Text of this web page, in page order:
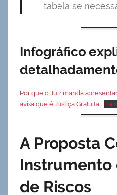
tabela se
Infográfico
Por que o Juiz manda
avisa que é Justiça Gratuita
A Proposta
Instrumento
de Riscos